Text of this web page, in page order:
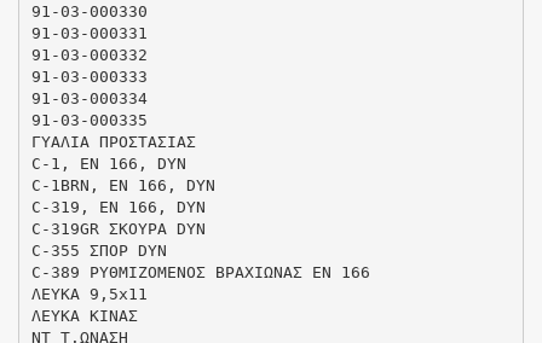
91-03-000330
91-03-000331
91-03-000332
91-03-000333
91-03-000334
91-03-000335
ΓΥΑΛΙΑ ΠΡΟΣΤΑΣΙΑΣ
C-1, EN 166, DYN
C-1BRN, EN 166, DYN
C-319, EN 166, DYN
C-319GR ΣΚΟΥΡΑ DYN
C-355 ΣΠΟΡ DYN
C-389 ΡΥΘΜΙΖΟΜΕΝΟΣ ΒΡΑΧΙΩΝΑΣ ΕΝ 166
ΛΕΥΚΑ 9,5x11
ΛΕΥΚΑ ΚΙΝΑΣ
ΝΤ Τ.ΩΝΑΣΗ